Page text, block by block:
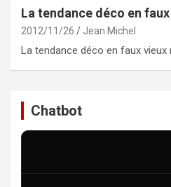
La tendance déco en
2012/11/26 Jean Michel
La tendance déco en faux vieux
Chatbot